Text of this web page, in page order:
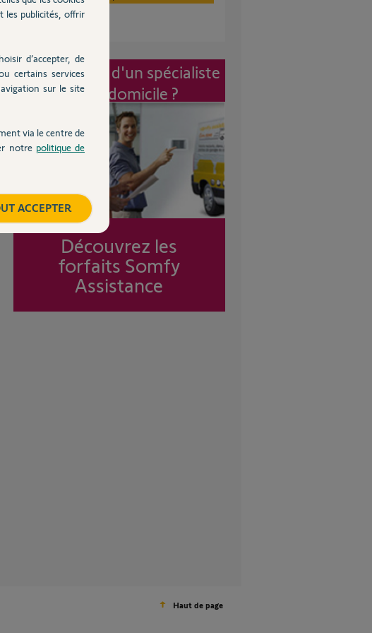
Intervention d'un spécialiste
à mon domicile ?
Découvrez les
forfaits Somfy
Assistance
Haut de page
les publicités, offrir
d’accepter, de
certains services
sur le site
via le centre de
notre politique de
ACCEPTER